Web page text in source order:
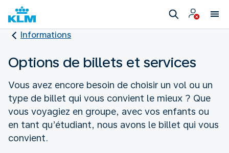
Informations
Options de billets et services
Vous avez encore besoin de choisir un vol ou un
type de billet qui vous convient le mieux ? Que
vous voyagiez en groupe, avec vos enfants ou
en tant qu’étudiant, nous avons le billet qui vous
convient.